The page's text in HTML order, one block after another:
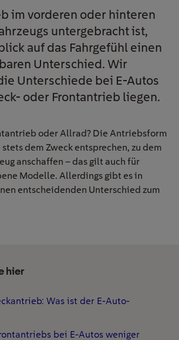
im vorderen oder hinteren
untergebracht ist,
auf das Fahrgefühl einen
Unterschied. Wir
Unterschiede bei E-Autos
oder Frontantrieb liegen.
oder Allrad? Die Antriebsform
dem Zweck entsprechen, zu dem
anschaffen – das gilt auch für
Modelle. Allerdings gibt es in
entscheidenden Unterschied zum
hier
Was ist der E-Auto-
bei E-Autos weniger